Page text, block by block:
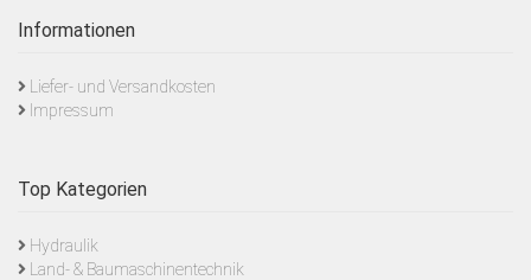
Informationen
Liefer- und Versandkosten
Impressum
Top Kategorien
Hydraulik
Land- & Baumaschinentechnik